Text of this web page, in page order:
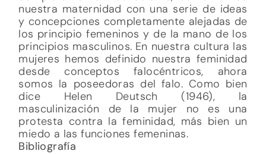
nuestra maternidad con una serie de ideas
y concepciones completamente alejadas de
los principio femeninos y de la mano de los
principios masculinos. En nuestra cultura las
mujeres hemos definido nuestra feminidad
desde conceptos falocéntricos, ahora
somos la poseedoras del falo. Como bien
dice Helen Deutsch (1946), la
masculinización de la mujer no es una
protesta contra la feminidad, más bien un
miedo a las funciones femeninas.
Bibliografía